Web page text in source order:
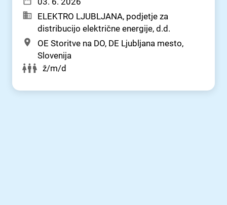
ELEKTRO LJUBLJANA, podjetje za
distribucijo električne energije, d.d.
OE Storitve na DO, DE Ljubljana mesto,
Slovenija
ž/m/d